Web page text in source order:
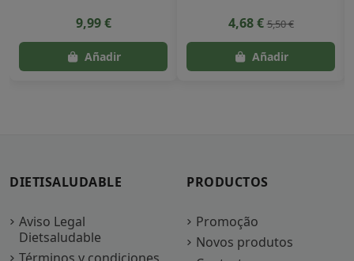
9,99 € 4,68 €5,50 €
DIETISALUDABLE
Aviso Legal
Dietsaludable
PRODUCTOS
Promoção
Novos produtos